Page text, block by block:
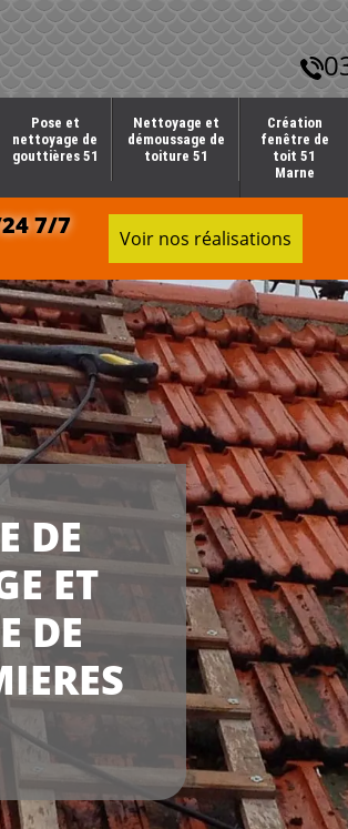
Pose et
nettoyage de
gouttières 51
Nettoyage et
démoussage de
toiture 51
Création
fenêtre de
toit 51
Marne
24 7/7
Voir nos réalisations
DE
ET
DE